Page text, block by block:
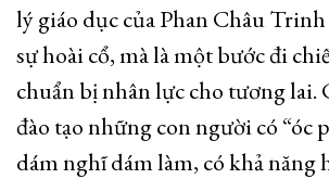
lý giáo dục của Phan Châu
sự hoài cổ, mà là một bước đi
chuẩn bị nhân lực cho tương lai.
đào tạo những con người có “óc
dám nghĩ dám làm, có khả năng